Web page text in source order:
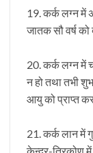
19. कर्क लग्न में
जातक सौ वर्ष को
20. कर्क लग्न में
न हो तथा तभी
आयु को प्राप्त
21. कर्क लान में